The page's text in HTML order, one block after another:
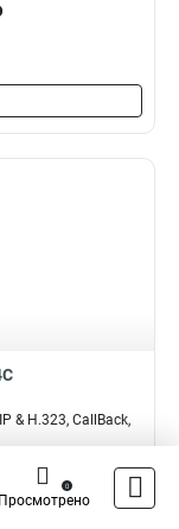
& H.323, CallBack,
Сравнить
Просмотрено
0